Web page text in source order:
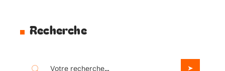
Recherche